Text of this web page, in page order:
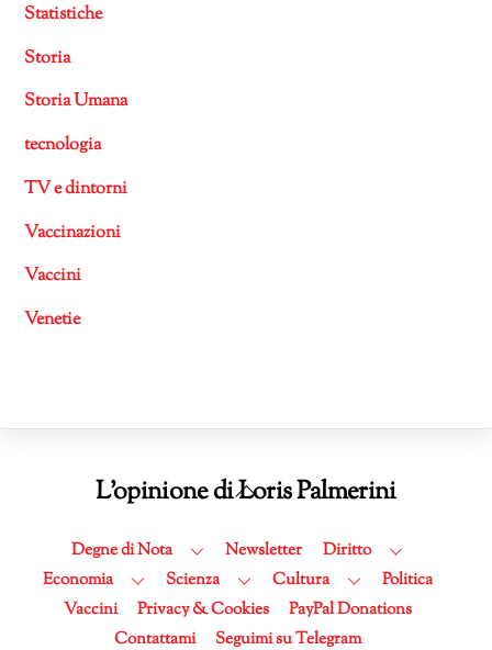
Statistiche
Storia
Storia Umana
tecnologia
TV e dintorni
Vaccinazioni
Vaccini
Venetie
Back
Top
L'opinione di Loris Palmerini
Degne di Nota Newsletter
Diritto
Economia
Scienza Cultura
Politica
Vaccini
Privacy & Cookies
PayPal Donations
Contattami
Seguimi su Telegram